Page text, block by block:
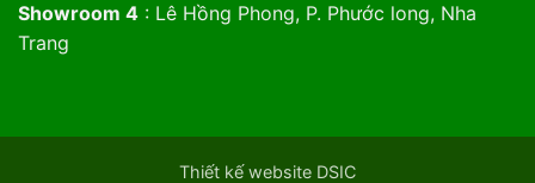
Showroom 4: Lê Hồng Phong, P. Phước long, Nha
Trang
Thiết kế website DSIC